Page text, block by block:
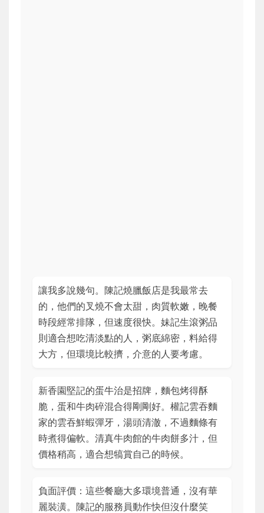
讓我多說幾句。陳記燒臘飯店是我最常去
的，他們的叉燒不會太甜，肉質軟嫩，晚餐
時段經常排隊，但速度很快。妹記生滾粥品
則適合想吃清淡點的人，粥底綿密，料給得
大方，但環境比較擠，介意的人要考慮。
新香園堅記的蛋牛治是招牌，麵包烤得酥
脆，蛋和牛肉碎混合得剛剛好。權記雲吞麵
家的雲吞鮮蝦彈牙，湯頭清澈，不過麵條有
時煮得偏軟。清真牛肉館的牛肉餅多汁，但
價格稍高，適合想犒賞自己的時候。
負面評價：這些餐廳大多環境普通，沒有華
麗裝潢。陳記的服務員動作快但沒什麼笑